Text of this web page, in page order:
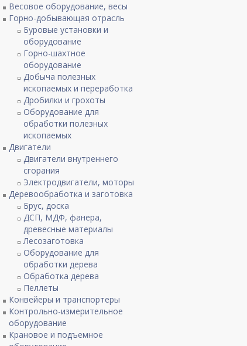
Весовое оборудование, весы
Горно-добывающая отрасль
Буровые установки и
оборудование
Горно-шахтное
оборудование
Добыча полезных
ископаемых и переработка
Дробилки и грохоты
Оборудование для
обработки полезных
ископаемых
Двигатели
Двигатели внутреннего
сгорания
Электродвигатели, моторы
Деревообработка и заготовка
Брус, доска
ДСП, МДФ, фанера,
древесные материалы
Лесозаготовка
Оборудование для
обработки дерева
Обработка дерева
Пеллеты
Конвейеры и транспортеры
Контрольно-измерительное
оборудование
Крановое и подъемное